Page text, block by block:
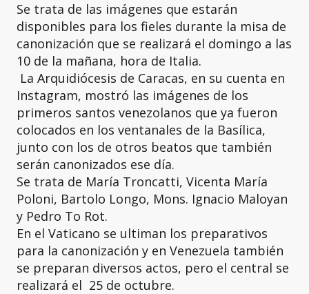
Se trata de las imágenes que estarán
disponibles para los fieles durante la misa de
canonización que se realizará el domingo a las
10 de la mañana, hora de Italia.
La Arquidiócesis de Caracas, en su cuenta en
Instagram, mostró las imágenes de los
primeros santos venezolanos que ya fueron
colocados en los ventanales de la Basílica,
junto con los de otros beatos que también
serán canonizados ese día.
Se trata de María Troncatti, Vicenta María
Poloni, Bartolo Longo, Mons. Ignacio Maloyan
y Pedro To Rot.
En el Vaticano se ultiman los preparativos
para la canonización y en Venezuela también
se preparan diversos actos, pero el central se
realizará el 25 de octubre.